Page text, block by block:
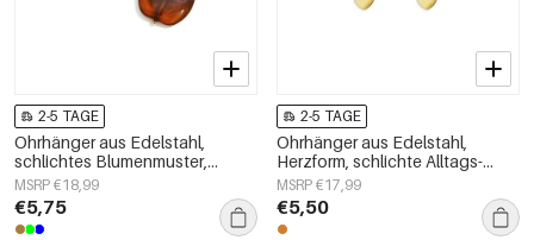
2-5 TAGE
Ohrhänger aus Edelstahl,
schlichtes Blumenmuster,
schlichte Alltags-Serie,
Damenschmuck
MSRP €18,99
€5,75
2-5 TAGE
Ohrhänger aus Edelstahl,
Herzform, schlichte Alltags-
Serie, Damenschmuck
MSRP €17,99
€5,50